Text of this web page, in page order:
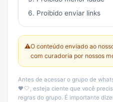
Proibido enviar links
⚠️O conteúdo enviado ao
com curadoria por nossos
Antes de acessar o grupo de
🖤🤍, esteja ciente que você
regras do grupo. É importante